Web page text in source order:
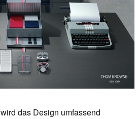
wird das Design umfassend